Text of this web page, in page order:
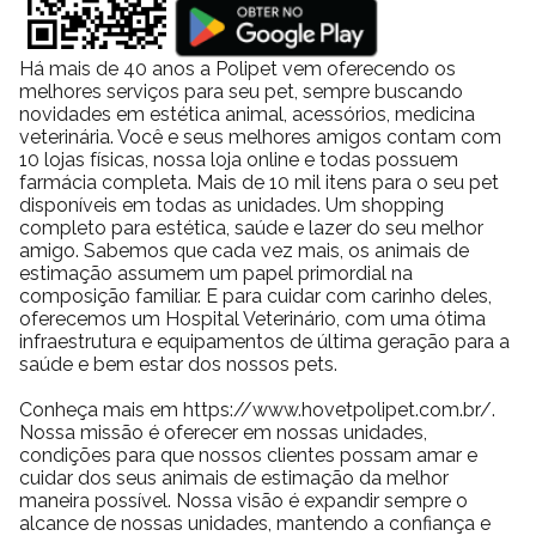
diária.
Os produtos são projetados para atender pets de todas as
idades, desde filhotes que precisam de estímulos para
aprender até pets idosos que necessitam de atividades para
manter a cognição ativa. Independentemente da fase da
vida do pet, o enriquecimento ambiental traz benefícios
comprovados, melhorando a qualidade de vida e
prevenindo doenças relacionadas ao estresse e à
inatividade. Além disso, os produtos da Pet Games são
feitos com materiais seguros, duráveis e não tóxicos,
garantindo que os tutores possam oferecer desafios aos
seus pets com total tranquilidade. Essa preocupação com
qualidade e funcionalidade faz da marca uma referência no
mercado pet.
Diferenciais da Pet Games e seu impacto
no comportamento dos pets!
O grande diferencial da Pet Games é seu compromisso com
Há mais de 40 anos a Polipet vem oferecendo os
melhores serviços para seu pet, sempre buscando
novidades em estética animal, acessórios, medicina
veterinária. Você e seus melhores amigos contam com
10 lojas físicas, nossa loja online e todas possuem
farmácia completa. Mais de 10 mil itens para o seu pet
disponíveis em todas as unidades. Um shopping
completo para estética, saúde e lazer do seu melhor
amigo. Sabemos que cada vez mais, os animais de
estimação assumem um papel primordial na
composição familiar. E para cuidar com carinho deles,
oferecemos um Hospital Veterinário, com uma ótima
infraestrutura e equipamentos de última geração para a
saúde e bem estar dos nossos pets.
Conheça mais em https://www.hovetpolipet.com.br/.
Nossa missão é oferecer em nossas unidades,
condições para que nossos clientes possam amar e
cuidar dos seus animais de estimação da melhor
maneira possível. Nossa visão é expandir sempre o
alcance de nossas unidades, mantendo a confiança e